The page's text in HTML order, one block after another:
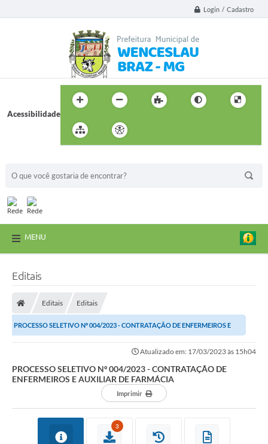
Login / Cadastro
Acessibilidade
MENU
Editais
Editais Editais
PROCESSO SELETIVO Nº 004/2023 - CONTRATAÇÃO DE ENFERMEIROS E
Atualizado em: 17/03/2023 às 15h04
PROCESSO SELETIVO Nº 004/2023 - CONTRATAÇÃO DE
ENFERMEIROS E AUXILIAR DE FARMÁCIA
Imprimir
3